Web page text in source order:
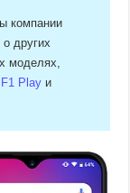
компании
других
моделях,
Play и